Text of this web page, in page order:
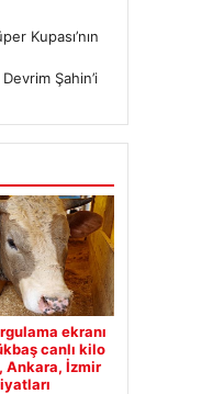
Kupası’nın
Şahin’i
ekranı
canlı kilo
Ankara, İzmir